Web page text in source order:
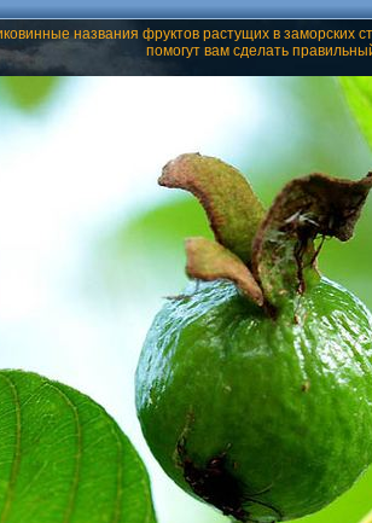
названия фруктов растущих в
помогут вам сделать